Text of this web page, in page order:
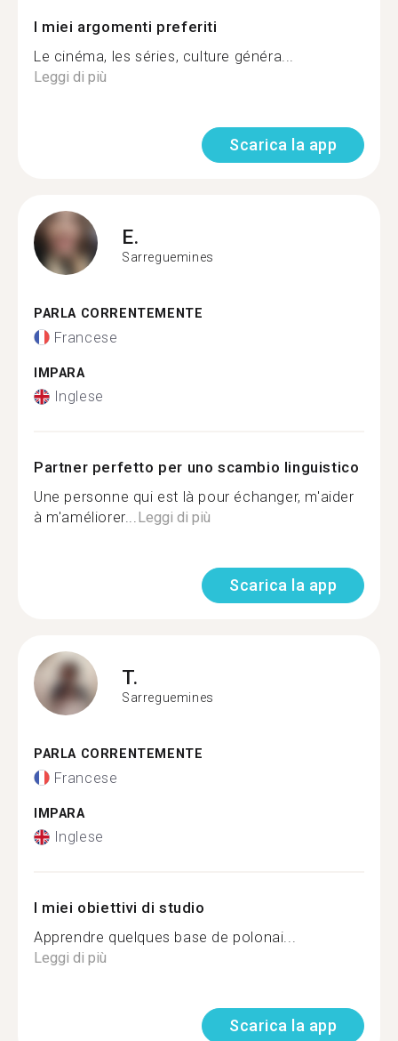
I miei argomenti preferiti
Le cinéma, les séries, culture généra...
Leggi di più
Scarica la app
E.
Sarreguemines
PARLA CORRENTEMENTE
Francese
IMPARA
Inglese
Partner perfetto per uno scambio linguistico
Une personne qui est là pour échanger, m'aider
à m'améliorer...Leggi di più
Scarica la app
T.
Sarreguemines
PARLA CORRENTEMENTE
Francese
IMPARA
Inglese
I miei obiettivi di studio
Apprendre quelques base de polonai...
Leggi di più
Scarica la app